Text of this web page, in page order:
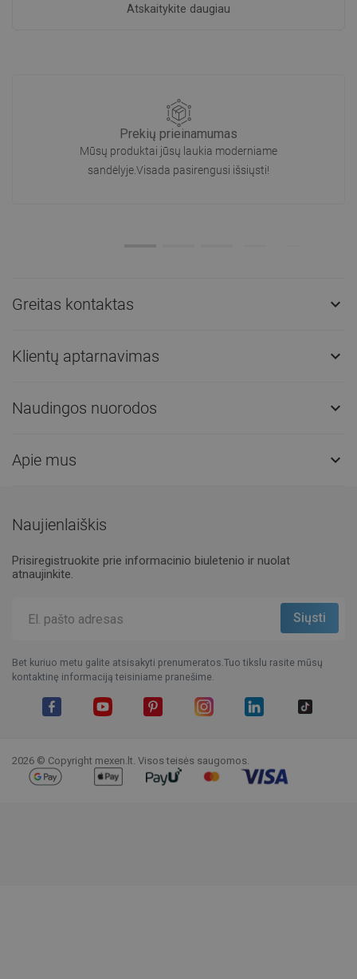
Atskaitykite daugiau
Prekių prieinamumas
Mūsų produktai jūsų laukia moderniame
sandėlyje.Visada pasirengusi išsiųsti!
Greitas kontaktas 
Klientų aptarnavimas 
Naudingos nuorodos 
Apie mus 
Naujienlaiškis
Prisiregistruokite prie informacinio biuletenio ir nuolat
atnaujinkite.
Bet kuriuo metu galite atsisakyti prenumeratos.Tuo tikslu rasite mūsų
kontaktinę informaciją teisiniame pranešime.
2026 © Copyright mexen.lt. Visos teisės saugomos.